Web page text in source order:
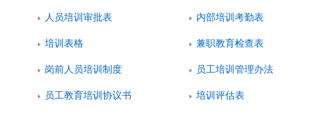
人员培训审批表 内部培训考勤表
培训表格 兼职教育检查表
岗前人员培训制度 员工培训管理办法
员工教育培训协议书 培训评估表